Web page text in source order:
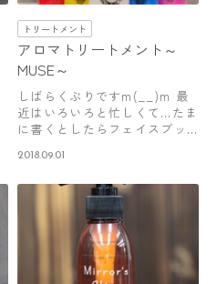
トリートメント
アロマトリートメント～
MUSE～
しばらくぶりですm(__)m 最
近はいろいろと忙しくて…たま
に書くとしたらフェイスブッ
2018.09.01